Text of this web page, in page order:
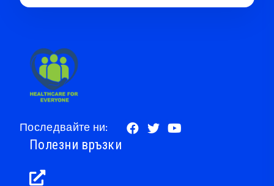
Последвайте ни:
Полезни връзки